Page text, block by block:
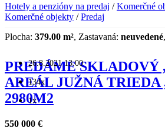
Hotely a penzióny na predaj /Komerčné
Komerčné objekty /Predaj
Plocha: 379.00 m², Zastavaná: neuvedené
26.8.2021 13:00
134x
1x
PREDÁME SKLADOVÝ
AREÁL JUŽNÁ
2980M2
550 000 €